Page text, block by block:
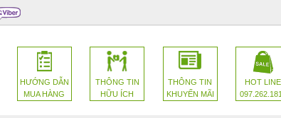
HƯỚNG DẪN
MUA HÀNG
THÔNG TIN
HỮU ÍCH
THÔNG TIN
KHUYẾN MÃI
HOT LINE